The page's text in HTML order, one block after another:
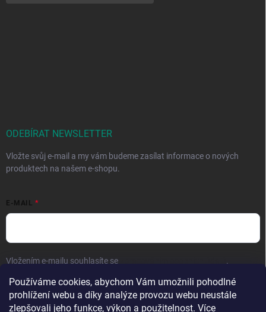
Používáme cookies, abychom Vám umožnili pohodlné
prohlížení webu a díky analýze provozu webu neustále
zlepšovali jeho funkce, výkon a použitelnost. Více
ODEBÍRAT NEWSLETTER
Vložte svůj e-mail a my vám budeme zasílat informace o nových
produktech na našem e-shopu.
E-MAIL
Vložením e-mailu souhlasíte se .
Přihlásit se